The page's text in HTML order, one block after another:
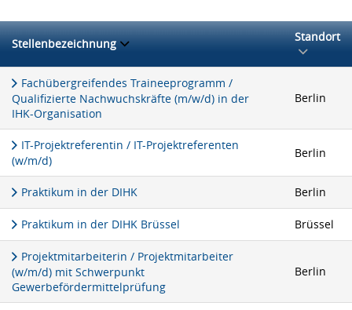
Stellenbezeichnung Standort
Fachübergreifendes Traineeprogramm /
Qualifizierte Nachwuchskräfte (m/w/d) in der
IHK-Organisation
Berlin
IT-Projektreferentin / IT-Projektreferenten
(w/m/d)
Berlin
Praktikum in der DIHK Berlin
Praktikum in der DIHK Brüssel Brüssel
Projektmitarbeiterin / Projektmitarbeiter
(w/m/d) mit Schwerpunkt
Gewerbefördermittelprüfung
Berlin